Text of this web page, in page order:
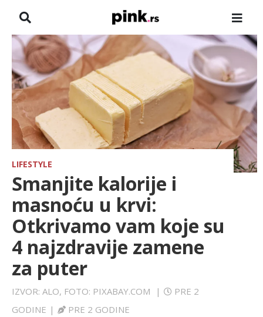
NASLOVNA
VESTI
ZADRUGA
SHOWBIZ
HRONIKA
FARMERI
TV
SPORT
LIFESTYLE
EXTRA
LIFESTYLE
Smanjite kalorije i
masnoću u krvi:
Otkrivamo vam koje su
4 najzdravije zamene
za puter
IZVOR: ALO, FOTO: PIXABAY.COM |
PRE 2
GODINE | PRE 2 GODINE